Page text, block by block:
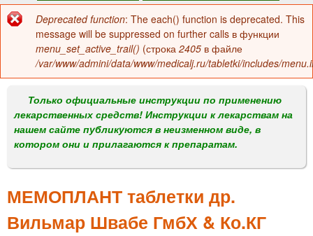
а
в
о
м
е
н
Сообщение
об
ошибке
Deprecated function: The each() function is deprecated. This
message will be suppressed on further calls в функции
menu_set_active_trail() (строка 2405 в файле
/var/www/admini/data/www/medicalj.ru/tabletki/includes/
Только официальные инструкции по применению
лекарственных средств! Инструкции к лекарствам на
нашем сайте публикуются в неизменном виде, в
котором они и прилагаются к препаратам.
МЕМОПЛАНТ таблетки др.
Вильмар Швабе ГмбХ & Ко.КГ